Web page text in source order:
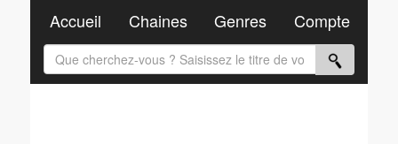
Accueil Chaines Genres Compte